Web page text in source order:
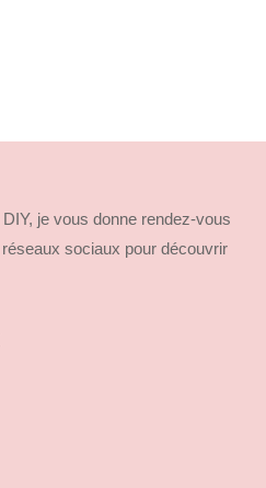
je vous donne rendez-vous
sociaux pour découvrir